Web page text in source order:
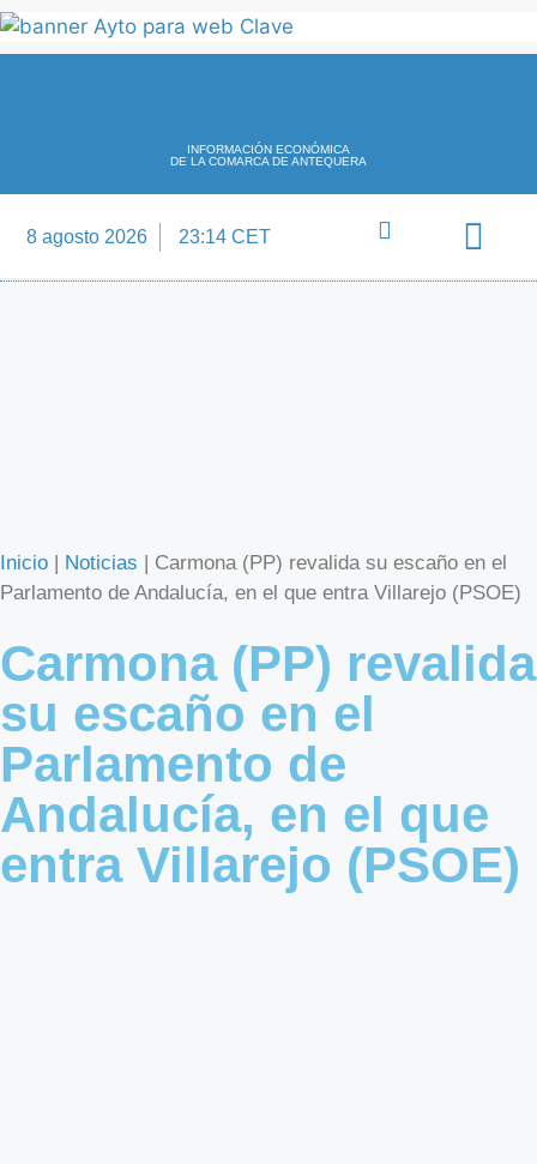
INFORMACIÓN ECONÓMICA
DE LA COMARCA DE ANTEQUERA
8 agosto 2026 23:14 CET
Inicio | Noticias | Carmona (PP) revalida su escaño en el
Parlamento de Andalucía, en el que entra Villarejo (PSOE)
Carmona (PP) revalida
su escaño en el
Parlamento de
Andalucía, en el que
entra Villarejo (PSOE)